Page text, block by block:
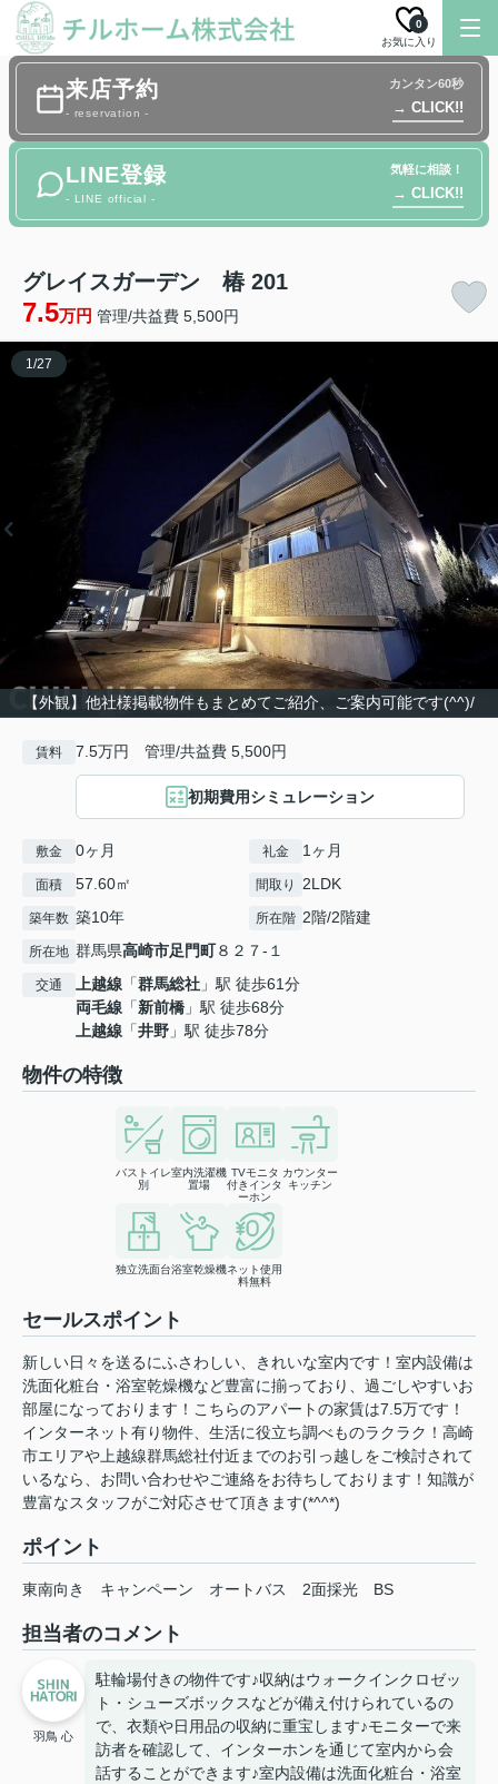
お気に入り
0
来店予約
- reservation -
カンタン60秒
→ CLICK!!
LINE登録
- LINE official -
気軽に相談！
→ CLICK!!
グレイスガーデン 椿 201
7.5万円 管理/共益費 5,500円
【外観】他社様掲載物件もまとめてご紹介、ご案内可能です(^^)/
1/27
賃料 7.5万円 管理/共益費 5,500円
初期費用シミュレーション
敷金 0ヶ月 礼金 1ヶ月
面積 57.60㎡ 間取り 2LDK
築年数 築10年 所在階 2階/2階建
所在地 群馬県高崎市足門町８２７-１
交通 上越線 「群馬総社 」駅 徒歩61分
両毛線 「新前橋 」駅 徒歩68分
上越線 「井野 」駅 徒歩78分
物件の特徴
バストイレ
別
室内洗濯機
置場
TVモニタ
付きインタ
ーホン
カウンター
キッチン
独立洗面台浴室乾燥機ネット使用
料無料
セールスポイント
新しい日々を送るにふさわしい、きれいな室内です！室内設備は
洗面化粧台・浴室乾燥機など豊富に揃っており、過ごしやすいお
部屋になっております！こちらのアパートの家賃は7.5万です！
インターネット有り物件、生活に役立ち調べものラクラク！高崎
市エリアや上越線群馬総社付近までのお引っ越しをご検討されて
いるなら、お問い合わせやご連絡をお待ちしております！知識が
豊富なスタッフがご対応させて頂きます(*^^*)
ポイント
東南向き キャンペーン オートバス 2面採光 BS
担当者のコメント
羽鳥 心
駐輪場付きの物件です♪収納はウォークインクロゼッ
ト・シューズボックスなどが備え付けられているの
で、衣類や日用品の収納に重宝します♪モニターで来
訪者を確認して、インターホンを通じて室内から会
話することができます♪室内設備は洗面化粧台・浴室